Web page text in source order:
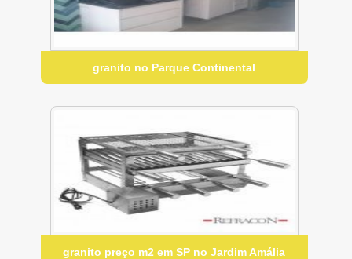
granito no Parque Continental
granito preço m2 em SP no Jardim Amália